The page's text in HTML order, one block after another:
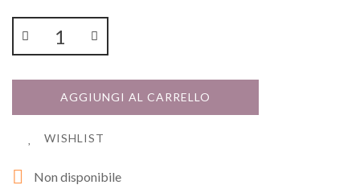
AGGIUNGI AL CARRELLO
WISHLIST
 Non disponibile